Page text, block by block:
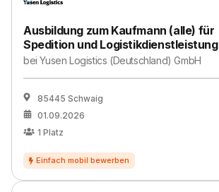
Ausbildung zum Kaufmann (alle) für
Spedition und Logistikdienstleistung
beiYusen Logistics (Deutschland) GmbH
85445 Schwaig
01.09.2026
1 Platz